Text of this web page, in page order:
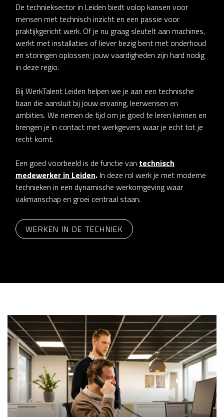
De technieksector in Leiden biedt volop kansen voor
mensen met technisch inzicht en een passie voor
praktijkgericht werk. Of je nu graag sleutelt aan machines,
werkt met installaties of liever bezig bent met onderhoud
en storingen oplossen; jouw vaardigheden zijn hard nodig
in deze regio.
Bij WerkTalent Leiden helpen we je aan een technische
baan die aansluit bij jouw ervaring, leerwensen en
ambities. We nemen de tijd om je goed te leren kennen en
brengen je in contact met werkgevers waar je echt tot je
recht komt.
Een goed voorbeeld is de functie van technisch
medewerker in Leiden. In deze rol werk je met moderne
technieken in een dynamische werkomgeving waar
vakmanschap en groei centraal staan.
WERKEN IN DE TECHNIEK